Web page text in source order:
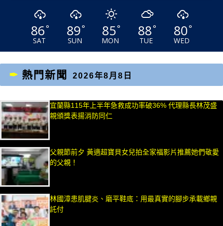
86°
SAT
89°
SUN
85°
MON
88°
TUE
80°
WED
熱門新聞 2026年8月8日
宜蘭縣115年上半年急救成功率破36% 代理縣長林茂盛
親頒獎表揚消防同仁
父親節前夕 黃適超寶貝女兒拍全家福影片推薦她們敬愛
的父親！
林國漳患肌腱炎、磨平鞋底：用最真實的腳步承載鄉親
託付